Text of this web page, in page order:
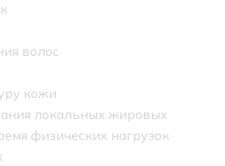
волос
кожи
локальных жировых
физических нагрузок